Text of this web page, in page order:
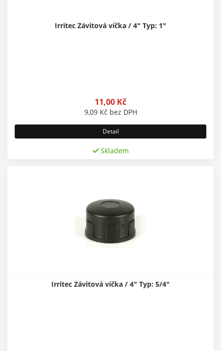
Irritec Závitová víčka / 4" Typ: 1"
11,00 Kč
9,09 Kč bez DPH
Detail
Skladem
Irritec Závitová víčka / 4" Typ: 5/4"